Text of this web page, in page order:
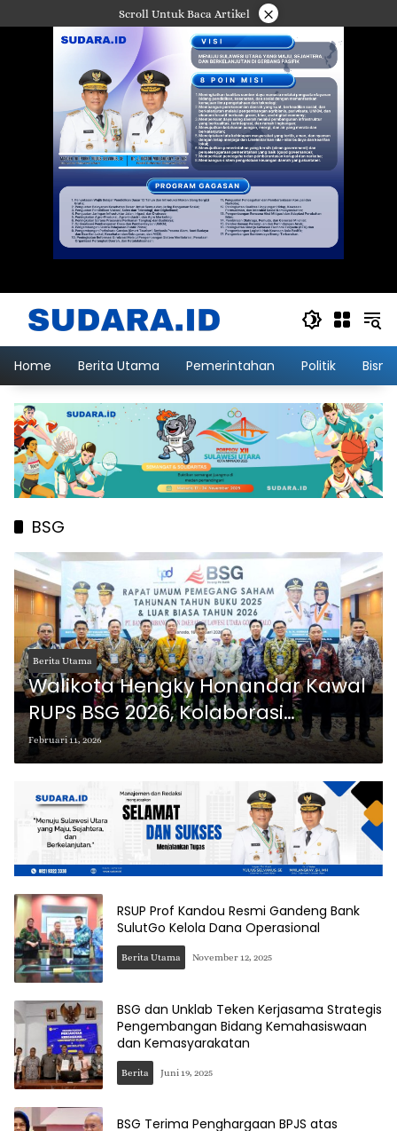
ke
Scroll Untuk Baca Artikel ×
Home Berita Utama Pemerintahan Politik
BSG
Berita Utama
Walikota Hengky Honandar Kawal
RUPS BSG 2026, Kolaborasi
Manajemen Baru Pacu Ekonomi
Bitung Semakin Maju
Februari 11, 2026
RSUP Prof Kandou Resmi Gandeng Bank
SulutGo Kelola Dana Operasional
Berita Utama November 12, 2025
BSG dan Unklab Teken Kerjasama Strategis
Pengembangan Bidang Kemahasiswaan
dan Kemasyarakatan
Berita Juni 19, 2025
BSG Terima Penghargaan BPJS atas